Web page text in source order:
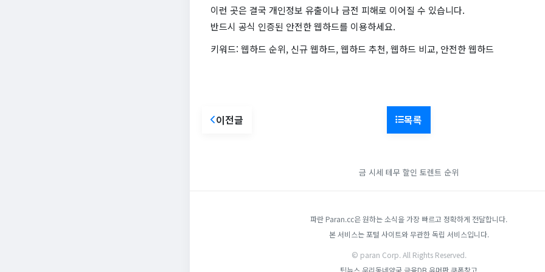
이런 곳은 결국 개인정보 유출이나 금전 피해로 이어질 수 있습니다.
반드시 공식 인증된 안전한 웹하드를 이용하세요.
키워드: 웹하드 순위, 신규 웹하드, 웹하드 추천, 웹하드 비교, 안전한 웹하드
이전글 목록
금 시세 테무 할인 토렌트 순위
파란 Paran.cc은 원하는 소식을 가장 빠르고 정확하게 전달합니다.
본 서비스는 포털 사이트와 무관한 독립 서비스입니다.
© paran Corp. All Rights Reserved.
팁뉴스 우리동네약국 금융DB 유머판쿠폰창고